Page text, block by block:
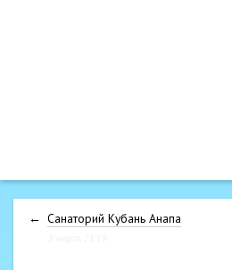
← Санаторий Кубань Анапа